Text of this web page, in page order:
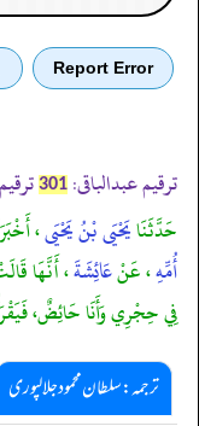
Report Error
ترقیم عبدالباقی: 301
حَدَّثَنَايَحْيَى بْنُ يَحْيَى،
أُمِّهِ، عَنْعَائِشَةَ، أَنَّهَا
فِي حِجْرِي وَأَنَا حَائِضٌ،
ترجمہ:سلطان محمود جلالپوری